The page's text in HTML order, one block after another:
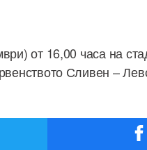
от 16,00 часа на
Сливен –